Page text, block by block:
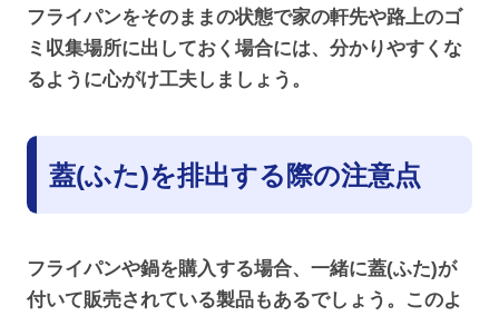
フライパンをそのままの状態で家の軒先や路上のゴ
ミ収集場所に出しておく場合には、分かりやすくな
るように心がけ工夫しましょう。
蓋(ふた)を排出する際の注意点
フライパンや鍋を購入する場合、一緒に蓋(ふた)が
付いて販売されている製品もあるでしょう。このよ